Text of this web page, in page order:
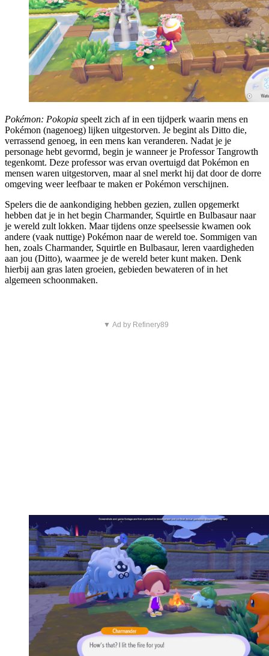
Pokémon: Pokopia speelt zich af in een tijdperk waarin mens en
Pokémon (nagenoeg) lijken uitgestorven. Je begint als Ditto die,
verrassend genoeg, in een mens kan veranderen. Nadat je je
personage hebt gevormd, begin je wanneer je Professor Tangrowth
tegenkomt. Deze professor was ervan overtuigd dat Pokémon en
mensen waren uitgestorven, maar al snel merkt hij dat door de dorre
omgeving weer leefbaar te maken er Pokémon verschijnen.
Spelers die de aankondiging hebben gezien, zullen opgemerkt
hebben dat je in het begin Charmander, Squirtle en Bulbasaur naar
je wereld zult lokken. Maar tijdens onze speelsessie kwamen ook
andere (vaak nuttige) Pokémon naar de wereld toe. Sommigen van
hen, zoals Charmander, Squirtle en Bulbasaur, leren vaardigheden
aan jou (Ditto), waarmee je de wereld beter kunt maken. Denk
hierbij aan gras laten groeien, gebieden bewateren of in het
algemeen schoonmaken.
▼ Ad by Refinery89